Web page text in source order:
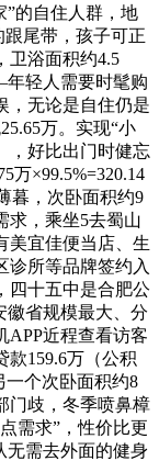
”的自住人群，地
跟尾带，孩子可正
卫浴面积约4.5
轻人需要时髦购
，无论是自住仍是
万。实现“小
，好比出门时健忘
万×99.5%=320.14
暮，次卧面积约9
求，乘坐5去蜀山
美宜佳便当店、生
诊所等品牌签约入
四十五中是合肥公
徽省规模最大、分
APP近程查看访客
款159.6万（公积
一个次卧面积约8
门歧，冬季喷鼻樟
需求”，性价比更
无需去外面的健身